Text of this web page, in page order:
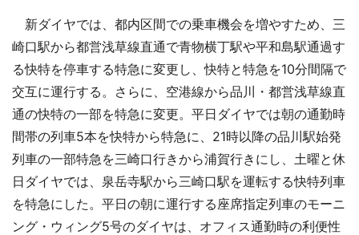
新ダイヤでは、都内区間での乗車機会を増やすため、三
崎口駅から都営浅草線直通で青物横丁駅や平和島駅通過す
る快特を停車する特急に変更し、快特と特急を10分間隔で
交互に運行する。さらに、空港線から品川・都営浅草線直
通の快特の一部を特急に変更。平日ダイヤでは朝の通勤時
間帯の列車5本を快特から特急に、21時以降の品川駅始発
列車の一部特急を三崎口行きから浦賀行きにし、土曜と休
日ダイヤでは、泉岳寺駅から三崎口駅を運転する快特列車
を特急にした。平日の朝に運行する座席指定列車のモーニ
ング・ウィング5号のダイヤは、オフィス通勤時の利便性